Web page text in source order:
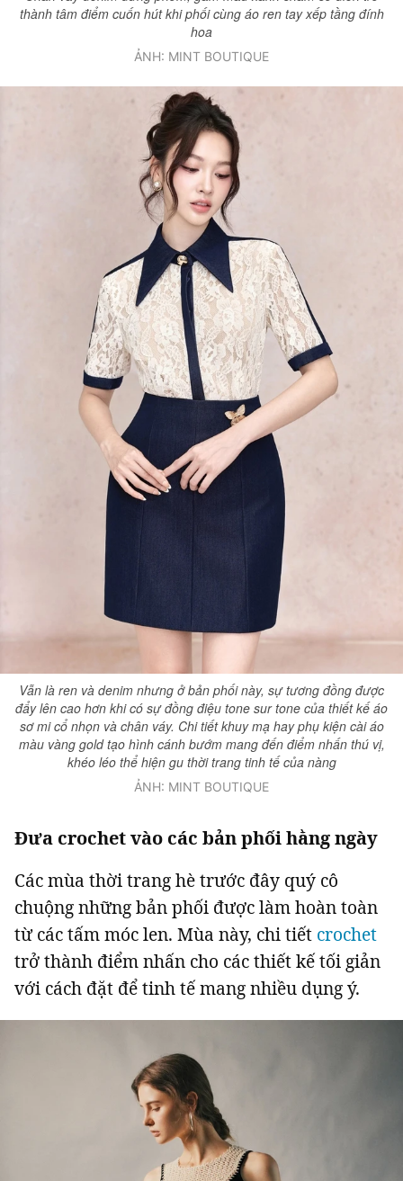
thành tâm điểm cuốn hút khi phối cùng áo ren tay xếp tầng đính
hoa
ẢNH: MINT BOUTIQUE
Vẫn là ren và denim nhưng ở bản phối này, sự tương đồng được
đẩy lên cao hơn khi có sự đồng điệu tone sur tone của thiết kế áo
sơ mi cổ nhọn và chân váy. Chi tiết khuy mạ hay phụ kiện cài áo
màu vàng gold tạo hình cánh bướm mang đến điểm nhấn thú vị,
khéo léo thể hiện gu thời trang tinh tế của nàng
ẢNH: MINT BOUTIQUE
Đưa crochet vào các bản phối hằng ngày
Các mùa thời trang hè trước đây quý cô
chuộng những bản phối được làm hoàn toàn
từ các tấm móc len. Mùa này, chi tiết crochet
trở thành điểm nhấn cho các thiết kế tối giản
với cách đặt để tinh tế mang nhiều dụng ý.